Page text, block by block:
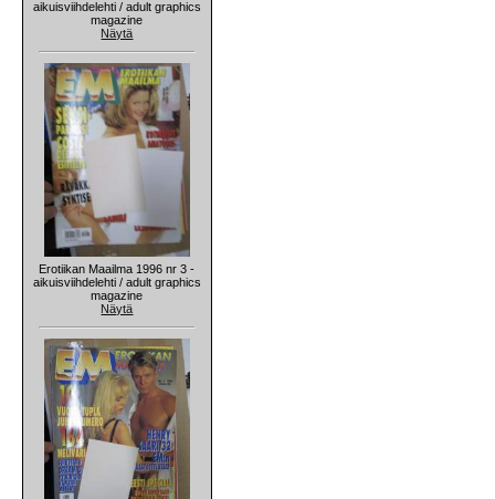
aikuisviihdelehti / adult graphics
magazine
Näytä
Erotiikan Maailma 1996 nr 3 -
aikuisviihdelehti / adult graphics
magazine
Näytä